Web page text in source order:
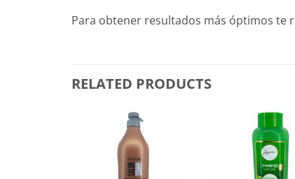
Para obtener resultados más óptimos te
RELATED PRODUCTS